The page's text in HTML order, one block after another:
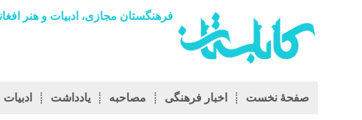
فرهنگستان مجازی، ادبیات و هنر
صفحۀ نخست اخبار فرهنگی مصاحبه يادداشت ادبیات